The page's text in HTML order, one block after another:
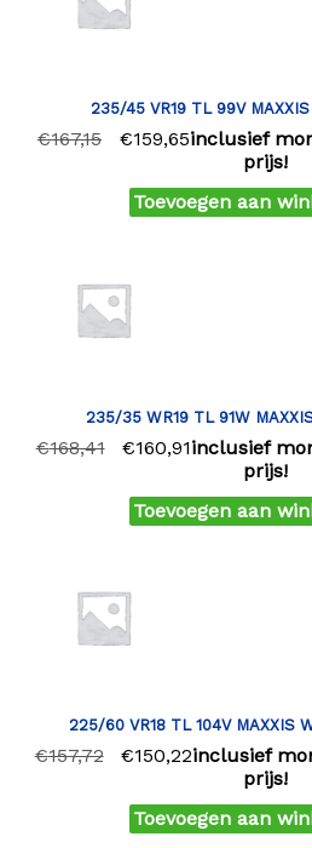
235/45 VR19 TL 99V
€167,15 €159,65inclusief
prijs!
Toevoegen aan
235/35 WR19 TL 91W
€168,41 €160,91inclusief
prijs!
Toevoegen aan
225/60 VR18 TL 104V MAXXIS
€157,72 €150,22inclusief
prijs!
Toevoegen aan